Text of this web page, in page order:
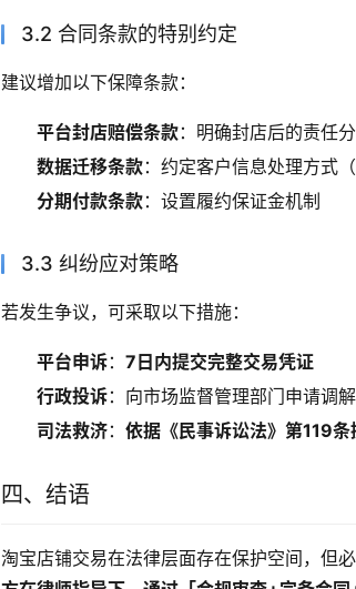
3.2 合同条款的特别约定
建议增加以下保障条款：
平台封店赔偿条款：明确封店后的责任
数据迁移条款：约定客户信息处理方式
分期付款条款：设置履约保证金机制
3.3 纠纷应对策略
若发生争议，可采取以下措施：
平台申诉：7日内提交完整交易凭证
行政投诉：向市场监督管理部门申请调解
司法救济：依据《民事诉讼法》第119条
四、结语
淘宝店铺交易在法律层面存在保护空间，但